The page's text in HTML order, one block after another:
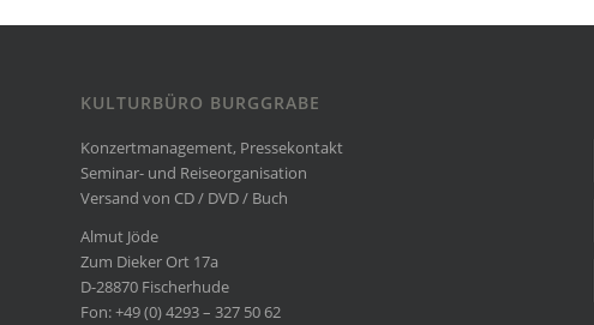
KULTURBÜRO BURGGRABE
Konzertmanagement, Pressekontakt
Seminar- und Reiseorganisation
Versand von CD / DVD / Buch
Almut Jöde
Zum Dieker Ort 17a
D-28870 Fischerhude
Fon: +49 (0) 4293 – 327 50 62